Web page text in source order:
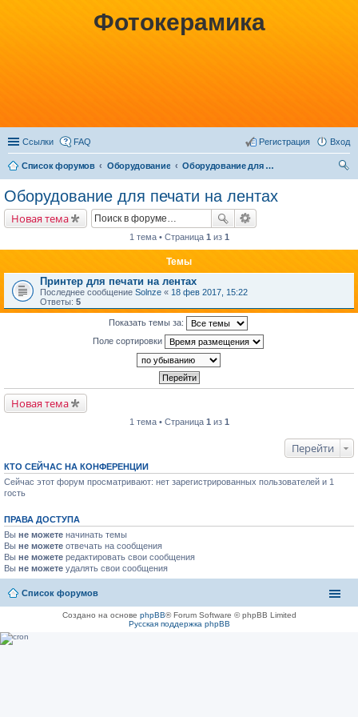
Фотокерамика
Ссылки FAQ Вход
Регистрация
Список форумов Оборудование
Оборудование для печати на лентах
Оборудование для печати на лентах
Новая тема
1 тема • Страница 1 из 1
Темы
Принтер для печати на лентах
Последнее сообщение Solnze « 18 фев 2017, 15:22
Ответы: 5
Показать темы за:
Поле сортировки
Новая тема
1 тема • Страница 1 из 1
Перейти
КТО СЕЙЧАС НА КОНФЕРЕНЦИИ
Сейчас этот форум просматривают: нет зарегистрированных пользователей и 1
гость
ПРАВА ДОСТУПА
Вы не можете начинать темы
Вы не можете отвечать на сообщения
Вы не можете редактировать свои сообщения
Вы не можете удалять свои сообщения
Список форумов
Создано на основе phpBB® Forum Software © phpBB Limited
Русская поддержка phpBB